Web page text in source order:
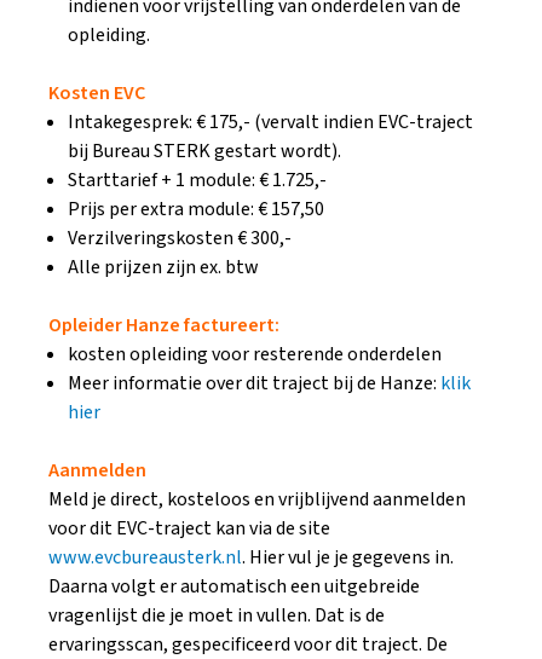
indienen voor vrijstelling van onderdelen van de
opleiding.
Kosten EVC
Intakegesprek: € 175,- (vervalt indien EVC-traject
bij Bureau STERK gestart wordt).
Starttarief + 1 module: € 1.725,-
Prijs per extra module: € 157,50
Verzilveringskosten € 300,-
Alle prijzen zijn ex. btw
Opleider Hanze factureert:
kosten opleiding voor resterende onderdelen
Meer informatie over dit traject bij de Hanze: klik
hier
Aanmelden
Meld je direct, kosteloos en vrijblijvend aanmelden
voor dit EVC-traject kan via de site
www.evcbureausterk.nl. Hier vul je je gegevens in.
Daarna volgt er automatisch een uitgebreide
vragenlijst die je moet in vullen. Dat is de
ervaringsscan, gespecificeerd voor dit traject. De